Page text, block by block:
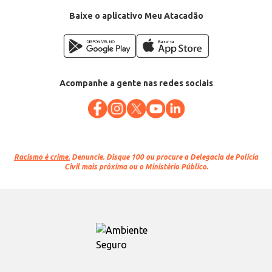
Baixe o aplicativo Meu Atacadão
Acompanhe a gente nas redes sociais
Racismo é crime. Denuncie. Disque 100 ou procure a Delegacia de Polícia
Civil mais próxima ou o Ministério Público.